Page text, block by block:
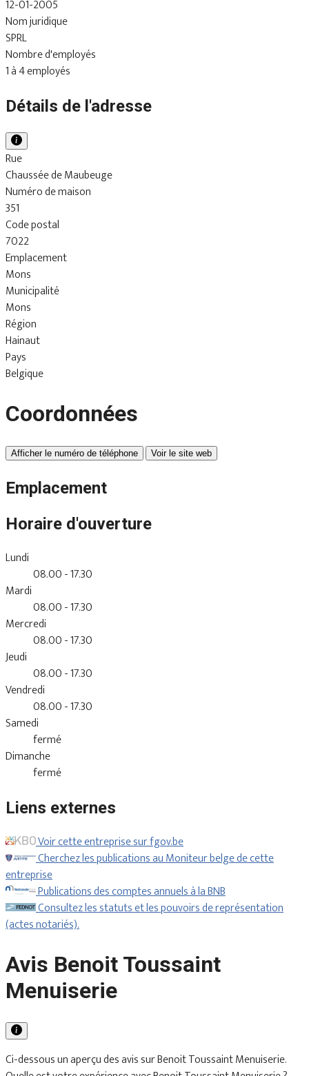
12-01-2005
Nom juridique
SPRL
Nombre d'employés
1 à 4 employés
Détails de l'adresse
Rue
Chaussée de Maubeuge
Numéro de maison
351
Code postal
7022
Emplacement
Mons
Municipalité
Mons
Région
Hainaut
Pays
Belgique
Coordonnées
Afficher le numéro de téléphone Voir le site web
Emplacement
Horaire d'ouverture
Lundi
08.00 - 17.30
Mardi
08.00 - 17.30
Mercredi
08.00 - 17.30
Jeudi
08.00 - 17.30
Vendredi
08.00 - 17.30
Samedi
fermé
Dimanche
fermé
Liens externes
Voir cette entreprise sur fgov.be
Cherchez les publications au Moniteur belge de cette
entreprise
Publications des comptes annuels à la BNB
Consultez les statuts et les pouvoirs de représentation
(actes notariés).
Avis Benoit Toussaint
Menuiserie
Ci-dessous un aperçu des avis sur Benoit Toussaint Menuiserie.